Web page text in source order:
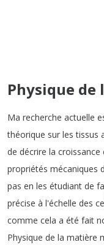
Physique de
Ma recherche actuelle
théorique sur les tissus
de décrire la croissance
propriétés mécaniques
pas en les étudiant de
précise à l'échelle des
comme cela a été fait
Physique de la matière